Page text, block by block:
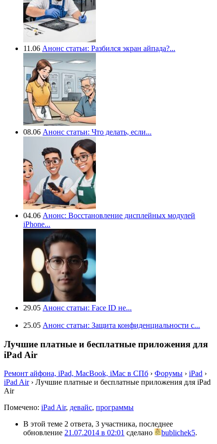
11.06 Анонс статьи: Разбился экран айпада?...
08.06 Анонс статьи: Что делать, если...
04.06 Анонс: Восстановление дисплейных модулей
iPhone...
29.05 Анонс статьи: Face ID не...
25.05 Анонс статьи: Защита конфиденциальности с...
Лучшие платные и бесплатные приложения для
iPad Air
Ремонт айфона, iPad, MacBook, iMac в СПб › Форумы › iPad ›
iPad Air › Лучшие платные и бесплатные приложения для iPad
Air
Помечено: iPad Air, девайс, программы
В этой теме 2 ответа, 3 участника, последнее
обновление 21.07.2014 в 02:01 сделано bublichek5.